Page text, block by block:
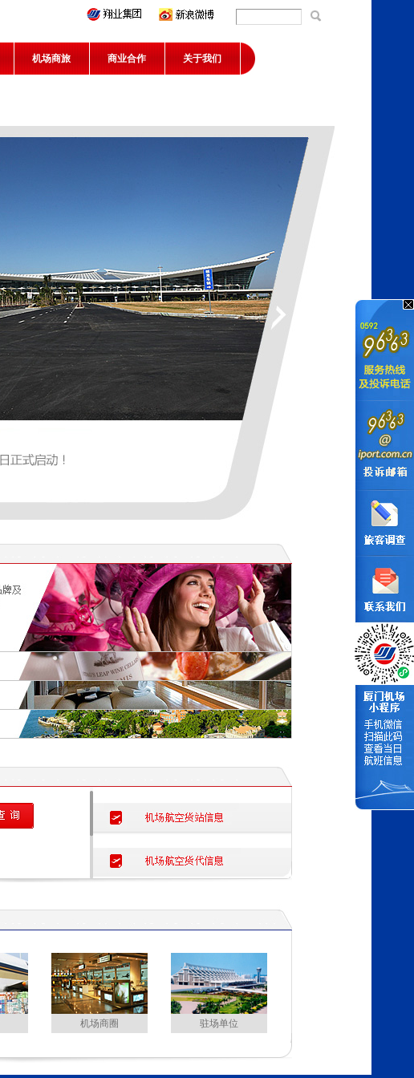
机场商旅 商业合作 关于我们
机场商圈 驻场单位